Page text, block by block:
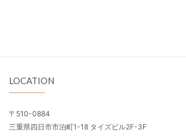
LOCATION
〒510-0884
三重県四日市市泊町1-18 タイズビル2F-3F